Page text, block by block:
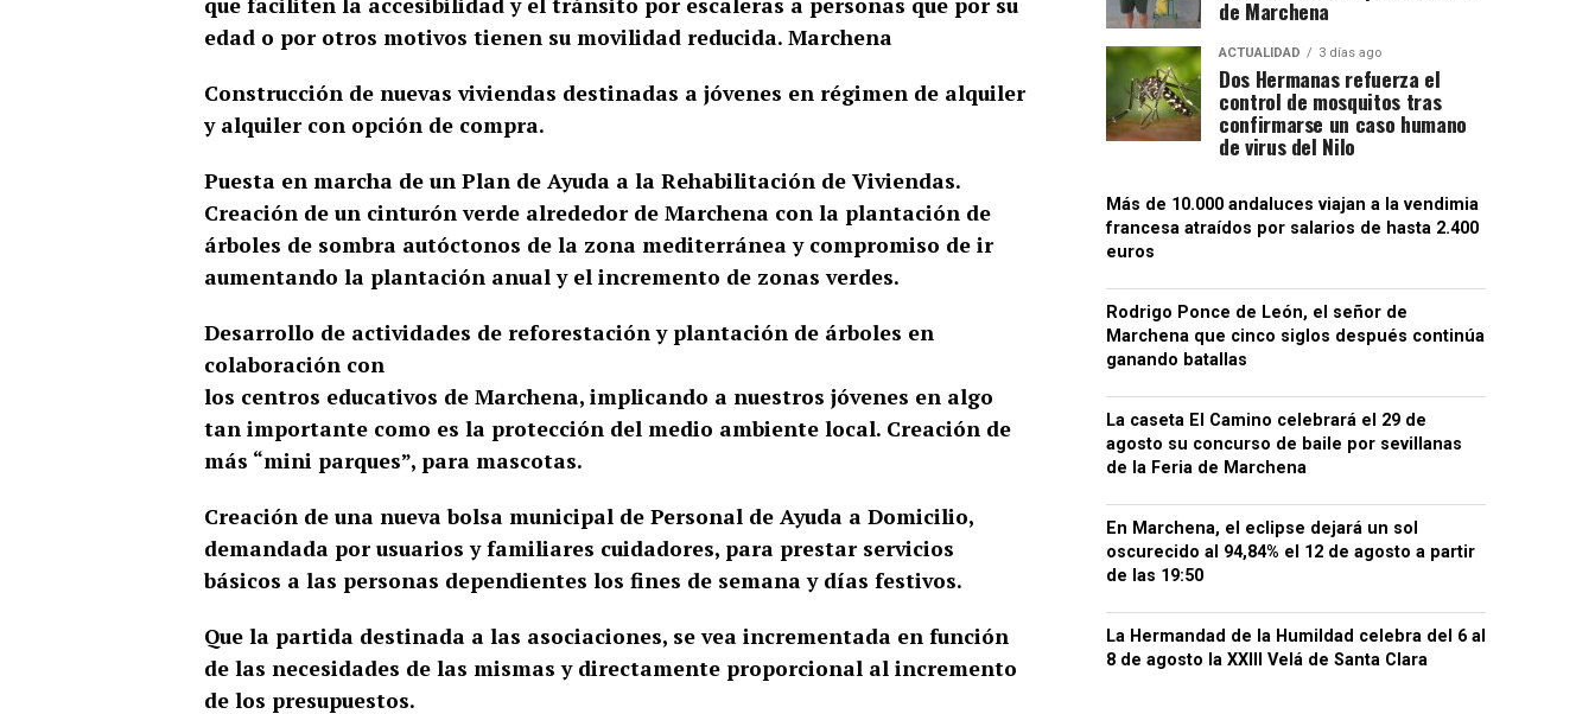
edad o por otros motivos tienen su movilidad reducida. Marchena
Construcción de nuevas viviendas destinadas a jóvenes en régimen de alquiler
y alquiler con opción de compra.
Puesta en marcha de un Plan de Ayuda a la Rehabilitación de Viviendas.
Creación de un cinturón verde alrededor de Marchena con la plantación de
árboles de sombra autóctonos de la zona mediterránea y compromiso de ir
aumentando la plantación anual y el incremento de zonas verdes.
Desarrollo de actividades de reforestación y plantación de árboles en
colaboración con
los centros educativos de Marchena, implicando a nuestros jóvenes en algo
tan importante como es la protección del medio ambiente local. Creación de
más “mini parques”, para mascotas.
Creación de una nueva bolsa municipal de Personal de Ayuda a Domicilio,
demandada por usuarios y familiares cuidadores, para prestar servicios
básicos a las personas dependientes los fines de semana y días festivos.
Que la partida destinada a las asociaciones, se vea incrementada en función
de las necesidades de las mismas y directamente proporcional al incremento
de los presupuestos.
de Marchena
ACTUALIDAD 3 días ago
Dos Hermanas refuerza el
control de mosquitos tras
confirmarse un caso humano
de virus del Nilo
Más de 10.000 andaluces viajan a la vendimia
francesa atraídos por salarios de hasta 2.400
euros
Rodrigo Ponce de León, el señor de
Marchena que cinco siglos después continúa
ganando batallas
La caseta El Camino celebrará el 29 de
agosto su concurso de baile por sevillanas
de la Feria de Marchena
En Marchena, el eclipse dejará un sol
oscurecido al 94,84% el 12 de agosto a partir
de las 19:50
La Hermandad de la Humildad celebra del 6 al
8 de agosto la XXIII Velá de Santa Clara